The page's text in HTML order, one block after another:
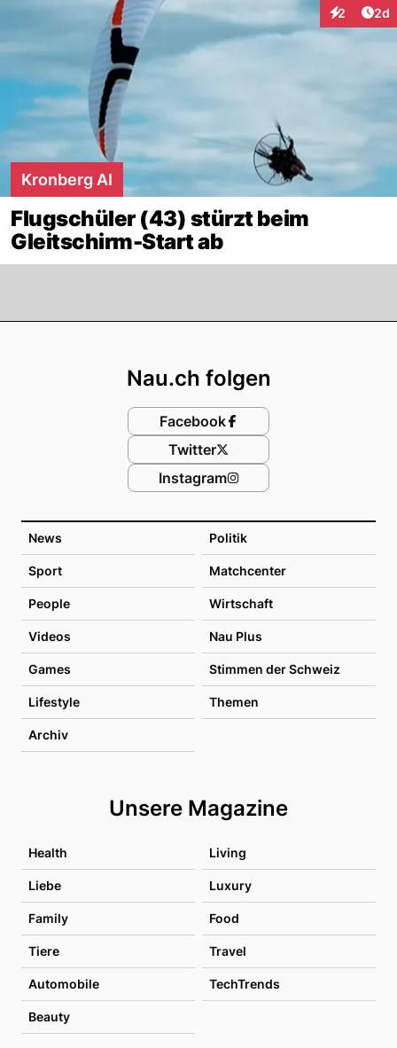
2 2d
Kronberg AI
Flugschüler (43) stürzt beim
Gleitschirm-Start ab
News Politik
Sport Matchcenter
People Wirtschaft
Videos Nau Plus
Games Stimmen der Schweiz
Lifestyle Themen
Archiv
Unsere Magazine
Health Living
Liebe Luxury
Family Food
Tiere Travel
Automobile TechTrends
Beauty
Nau.ch folgen
Facebook
Twitter
Instagram